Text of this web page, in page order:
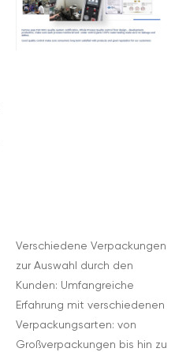
Verschiedene Verpackungen
zur Auswahl durch den
Kunden: Umfangreiche
Erfahrung mit verschiedenen
Verpackungsarten: von
Großverpackungen bis hin zu